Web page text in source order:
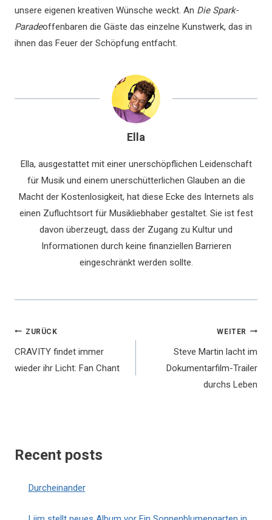
unsere eigenen kreativen Wünsche weckt. An Die Spark-
Paradeoffenbaren die Gäste das einzelne Kunstwerk, das in
ihnen das Feuer der Schöpfung entfacht.
Ella
Ella, ausgestattet mit einer unerschöpflichen Leidenschaft
für Musik und einem unerschütterlichen Glauben an die
Macht der Kostenlosigkeit, hat diese Ecke des Internets als
einen Zufluchtsort für Musikliebhaber gestaltet. Sie ist fest
davon überzeugt, dass der Zugang zu Kultur und
Informationen durch keine finanziellen Barrieren
eingeschränkt werden sollte.
Beitragsnavigation
ZURÜCK
CRAVITY findet immer
wieder ihr Licht: Fan Chant
WEITER
Steve Martin lacht im
Dokumentarfilm-Trailer
durchs Leben
Recent posts
Durcheinander